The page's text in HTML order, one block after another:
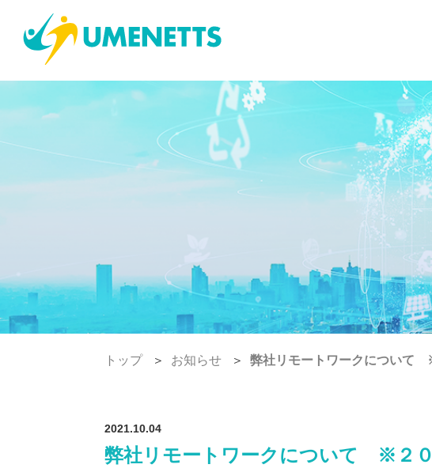
トップ お知らせ 弊社リモートワークについて
2021.10.04
弊社リモートワークについて ※２